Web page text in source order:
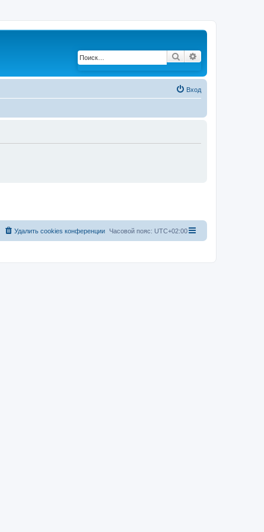
Поиск
Вход
Часовой пояс: UTC+02:00
Удалить cookies конференции